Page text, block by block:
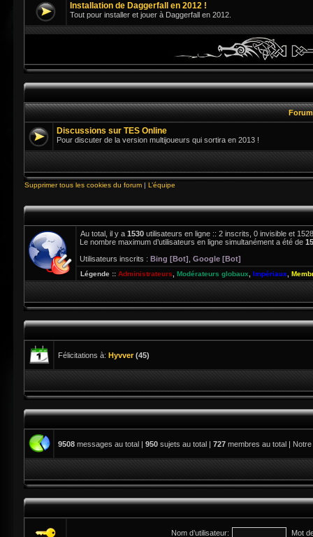
Installation de Daggerfall en 2012 !
Tout pour installer et jouer à Daggerfall en 2012.
Discussions sur TES Online
Pour discuter de la version multijoueurs qui sortira en 2013 !
Supprimer tous les cookies du forum | L’équipe
Au total, il y a 1530 utilisateurs en ligne :: 2 inscrits, 0 invisible et
Le nombre maximum d’utilisateurs en ligne simultanément a été de
Utilisateurs inscrits : Bing [Bot] Google [Bot]
Légende :: Administrateurs Modérateurs globaux Impériaux
Félicitations à: Hyvver(45)
9508 messages au total | 950 sujets au total | 727 membres au total |
Nom d’utilisateur: Mot